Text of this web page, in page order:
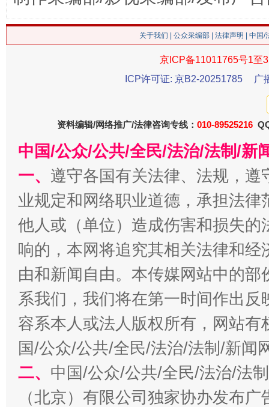
在谋一域中谋全局
习近平的博鳌关键词
魏明亮
关于我们 公众采编部 法律声明 | 中国
京ICP备11011765号1至
ICP许可证: 京B2-20251785
广
资料编辑/网络推广/法律咨询专线： 010-89525216
中国/公众/公共/全民/法治/法制/新
一、 遵守各国有关法律、法规，
业规定和网络职业道德，承担法
他人或（单位）造成伤害和损失
响的，本网将追究其相关法律和
由和新闻自由。本传媒网站中的
系我们，我们将在第一时间作出
容系本人或法人版权所有，网站
国/公众/公共/全民/法治/法制/新闻
二、 中国/公众/公共/全民/法治/法
（北京）有限公司独家协办发布